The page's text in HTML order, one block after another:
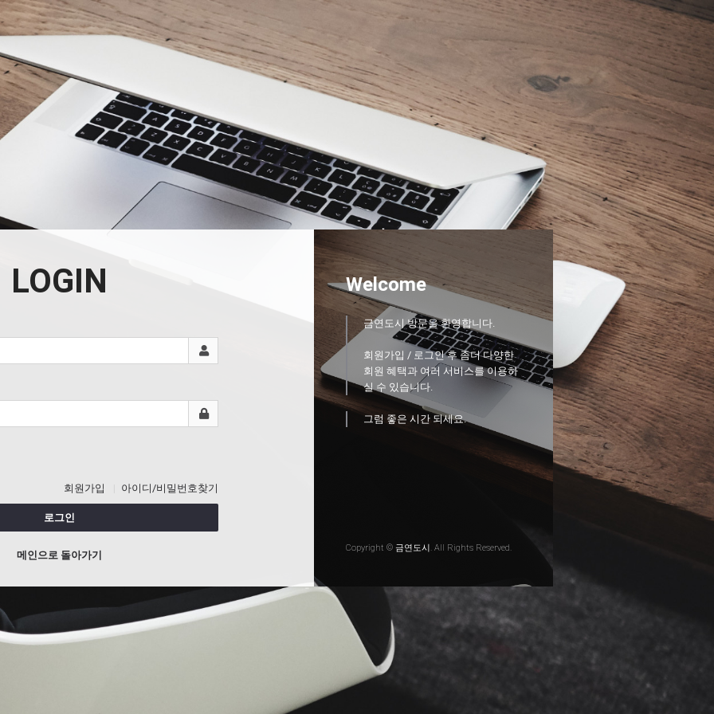
LOGIN
회원가입 아이디/비밀번호찾기
로그인
메인으로 돌아가기
Welcome
금연도시 방문을 환영합니다.
회원가입 / 로그인 후 좀더 다양한
회원 혜택과 여러 서비스를 이용하
실 수 있습니다.
그럼 좋은 시간 되세요.
Copyright © 금연도시. All Rights Reserved.